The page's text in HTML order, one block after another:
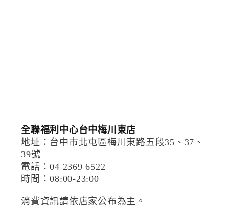
全聯福利中心台中梅川東店
地址：台中市北屯區梅川東路五段35、37、
39號
電話：04 2369 6522
時間：08:00-23:00
消費資訊請依店家公布為主。